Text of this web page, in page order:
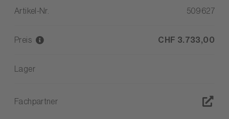
Artikel-Nr. 509627
Preis CHF 3.733,00
Lager
Fachpartner